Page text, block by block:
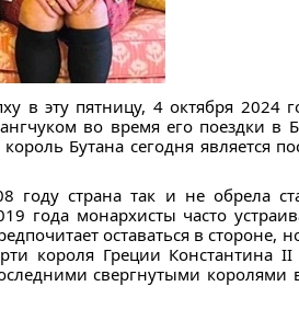
в эту пятницу, 4 октября 2024
во время его поездки в
Бутана сегодня является
страна так и не обрела
года монархисты часто
оставаться в стороне,
короля Греции Константина
свергнутыми